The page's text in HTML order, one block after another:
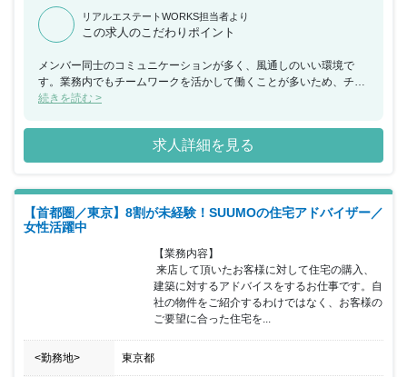
リアルエステートWORKS担当者より
この求人のこだわりポイント
メンバー同士のコミュニケーションが多く、風通しのいい環境で
す。業務内でもチームワークを活かして働くことが多いため、チー
ムで何かを成し遂げたいと考えている方におススメの求人です。ま
制度など女性のライフイベントにも沿った制度が整っております。
続きを読む >
求人詳細を見る
【首都圏／東京】8割が未経験！SUUMOの住宅アドバイザー／
女性活躍中
【業務内容】
建築に対するアドバイスをするお仕事です。自
社の物件をご紹介するわけではなく、お客様の
ご要望に合った住宅を...
<勤務地> 東京都